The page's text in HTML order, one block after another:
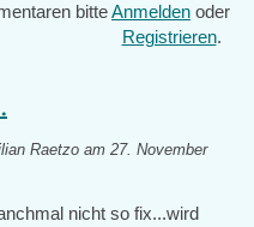
bitteAnmelden oder
Registrieren.
Raetzo am 27. November
nicht so fix...wird